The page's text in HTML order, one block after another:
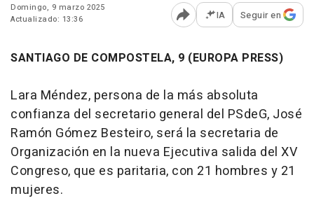
Domingo, 9 marzo 2025
Actualizado: 13:36
Abrir opciones para
IA Seguir en
SANTIAGO DE COMPOSTELA, 9 (EUROPA PRESS)
Lara Méndez, persona de la más absoluta
confianza del secretario general del PSdeG, José
Ramón Gómez Besteiro, será la secretaria de
Organización en la nueva Ejecutiva salida del XV
Congreso, que es paritaria, con 21 hombres y 21
mujeres.